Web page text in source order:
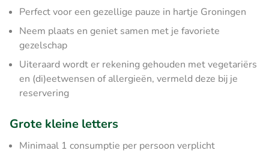
Perfect voor een gezellige pauze in hartje Groningen
Neem plaats en geniet samen met je favoriete
gezelschap
Uiteraard wordt er rekening gehouden met vegetariërs
en (di)eetwensen of allergieën, vermeld deze bij je
reservering
Grote kleine letters
Minimaal 1 consumptie per persoon verplicht